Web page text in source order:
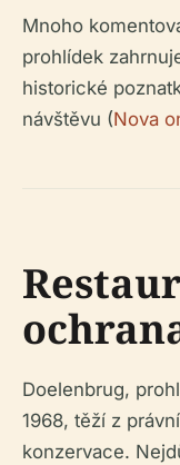
Mnoho
prohlídek
historické
návštěvu (Nova
Doelenbrug,
1968, těží z
konzervace.